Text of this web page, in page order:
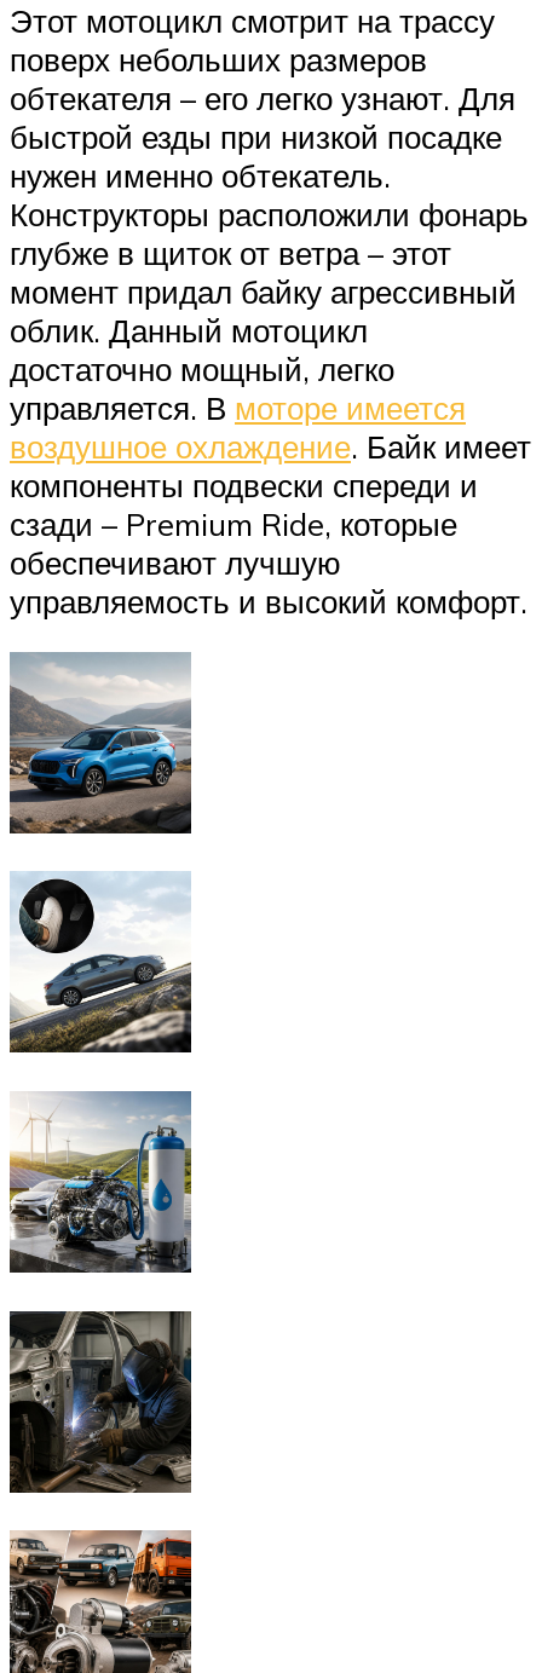
Этот мотоцикл смотрит на трассу
поверх небольших размеров
обтекателя – его легко узнают. Для
быстрой езды при низкой посадке
нужен именно обтекатель.
Конструкторы расположили фонарь
глубже в щиток от ветра – этот
момент придал байку агрессивный
облик. Данный мотоцикл
достаточно мощный, легко
управляется. В моторе имеется
воздушное охлаждение. Байк имеет
компоненты подвески спереди и
сзади – Premium Ride, которые
обеспечивают лучшую
управляемость и высокий комфорт.